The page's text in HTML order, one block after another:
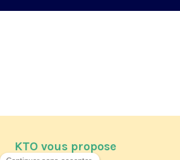
KTO vous propose